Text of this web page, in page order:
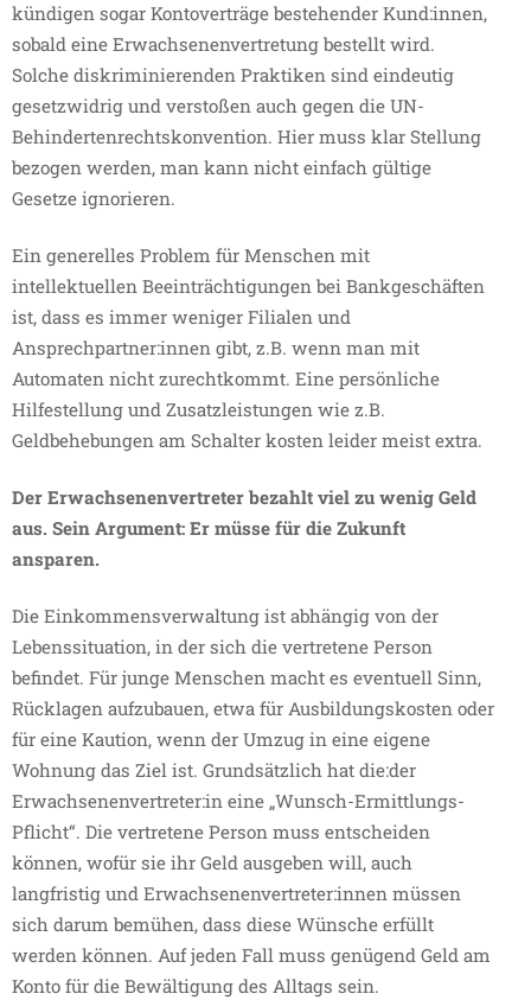
kündigen sogar Kontoverträge bestehender Kund:innen,
sobald eine Erwachsenenvertretung bestellt wird.
Solche diskriminierenden Praktiken sind eindeutig
gesetzwidrig und verstoßen auch gegen die UN-
Behindertenrechtskonvention. Hier muss klar Stellung
bezogen werden, man kann nicht einfach gültige
Gesetze ignorieren.
Ein generelles Problem für Menschen mit
intellektuellen Beeinträchtigungen bei Bankgeschäften
ist, dass es immer weniger Filialen und
Ansprechpartner:innen gibt, z.B. wenn man mit
Automaten nicht zurechtkommt. Eine persönliche
Hilfestellung und Zusatzleistungen wie z.B.
Geldbehebungen am Schalter kosten leider meist extra.
Der Erwachsenenvertreter bezahlt viel zu wenig Geld
aus. Sein Argument: Er müsse für die Zukunft
ansparen.
Die Einkommensverwaltung ist abhängig von der
Lebenssituation, in der sich die vertretene Person
befindet. Für junge Menschen macht es eventuell Sinn,
Rücklagen aufzubauen, etwa für Ausbildungskosten oder
für eine Kaution, wenn der Umzug in eine eigene
Wohnung das Ziel ist. Grundsätzlich hat die:der
Erwachsenenvertreter:in eine „Wunsch-Ermittlungs-
Pflicht“. Die vertretene Person muss entscheiden
können, wofür sie ihr Geld ausgeben will, auch
langfristig und Erwachsenenvertreter:innen müssen
sich darum bemühen, dass diese Wünsche erfüllt
werden können. Auf jeden Fall muss genügend Geld am
Konto für die Bewältigung des Alltags sein.